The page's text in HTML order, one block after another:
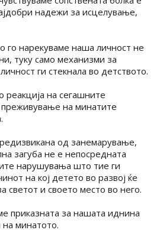
надежи за исцелување,
го нарекуваме наша личност не
туку само механизми за
ги стекнала во детството.
реакција на сегашните
на минатите
од занемарување,
загуба не е непосредната
нарушувања што тие ги
на кој детето во развој ќе
светот и своето место во него.
приказната за нашата иднина
минатото.